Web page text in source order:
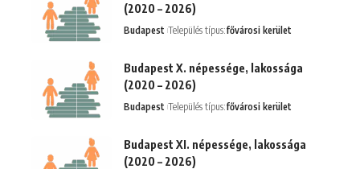
(2020 – 2026)
Budapest Település típus:fővárosi kerület
Budapest X. népessége, lakossága
(2020 – 2026)
Budapest Település típus:fővárosi kerület
Budapest XI. népessége, lakossága
(2020 – 2026)